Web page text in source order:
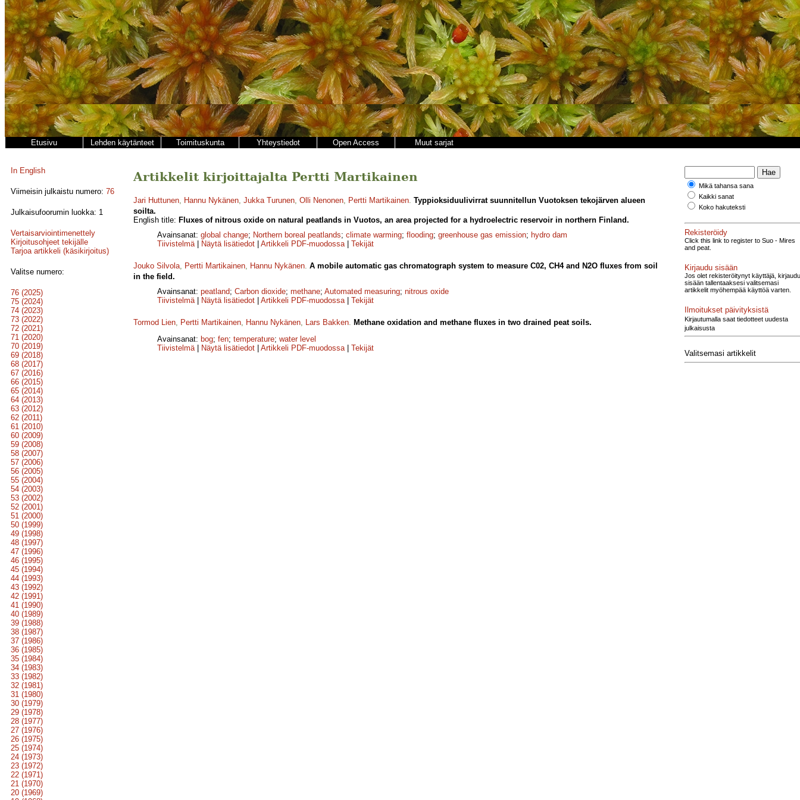
Etusivu Lehden käytänteet Toimituskunta Yhteystiedot Open Access Muut sarjat
In English
Viimeisin julkaistu numero: 76
Julkaisufoorumin luokka: 1
Vertaisarviointimenettely
Kirjoitusohjeet tekijälle
Tarjoa artikkeli (käsikirjoitus)
Valitse numero:
76 (2025)
75 (2024)
74 (2023)
73 (2022)
72 (2021)
71 (2020)
70 (2019)
69 (2018)
68 (2017)
67 (2016)
66 (2015)
65 (2014)
64 (2013)
63 (2012)
62 (2011)
61 (2010)
60 (2009)
59 (2008)
58 (2007)
57 (2006)
56 (2005)
55 (2004)
54 (2003)
53 (2002)
52 (2001)
51 (2000)
50 (1999)
49 (1998)
48 (1997)
47 (1996)
46 (1995)
45 (1994)
44 (1993)
43 (1992)
42 (1991)
41 (1990)
40 (1989)
39 (1988)
38 (1987)
37 (1986)
36 (1985)
35 (1984)
34 (1983)
33 (1982)
32 (1981)
31 (1980)
30 (1979)
29 (1978)
28 (1977)
27 (1976)
26 (1975)
25 (1974)
24 (1973)
23 (1972)
22 (1971)
21 (1970)
20 (1969)
Artikkelit kirjoittajalta Pertti Martikainen
Jari Huttunen, Hannu Nykänen, Jukka Turunen, Olli Nenonen, Pertti Martikainen. Typpioksiduulivirrat suunnitellun Vuotoksen tekojärven alueen
soilta.
English title: Fluxes of nitrous oxide on natural peatlands in Vuotos, an area projected for a hydroelectric reservoir in northern Finland.
Avainsanat: global change; Northern boreal peatlands; climate warming; flooding; greenhouse gas emission; hydro dam
Tiivistelmä| Näytä lisätiedot Artikkeli PDF-muodossa| Tekijät
Jouko Silvola, Pertti Martikainen, Hannu Nykänen. A mobile automatic gas chromatograph system to measure C02, CH4 and N2O fluxes from soil
in the field.
Avainsanat: peatland; Carbon dioxide; methane; Automated measuring; nitrous oxide
Tiivistelmä| Näytä lisätiedot Artikkeli PDF-muodossa| Tekijät
Tormod Lien, Pertti Martikainen, Hannu Nykänen, Lars Bakken. Methane oxidation and methane fluxes in two drained peat soils.
Avainsanat: bog; fen; temperature; water level
Tiivistelmä| Näytä lisätiedot Artikkeli PDF-muodossa| Tekijät
Mikä tahansa sana
Kaikki sanat
Koko hakuteksti
Rekisteröidy
Click this link to register to Suo - Mires
and peat.
Kirjaudu sisään
Jos olet rekisteröitynyt käyttäjä, kirjaudu
sisään tallentaaksesi valitsemasi
artikkelit myöhempää käyttöä varten.
Ilmoitukset päivityksistä
Kirjautumalla saat tiedotteet uudesta
julkaisusta
Valitsemasi artikkelit